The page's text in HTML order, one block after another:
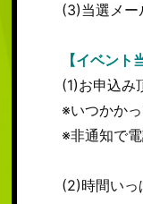
(3)当選メー
【イベント
(1)お申込み
※いつかか
※非通知で
(2)時間いっ